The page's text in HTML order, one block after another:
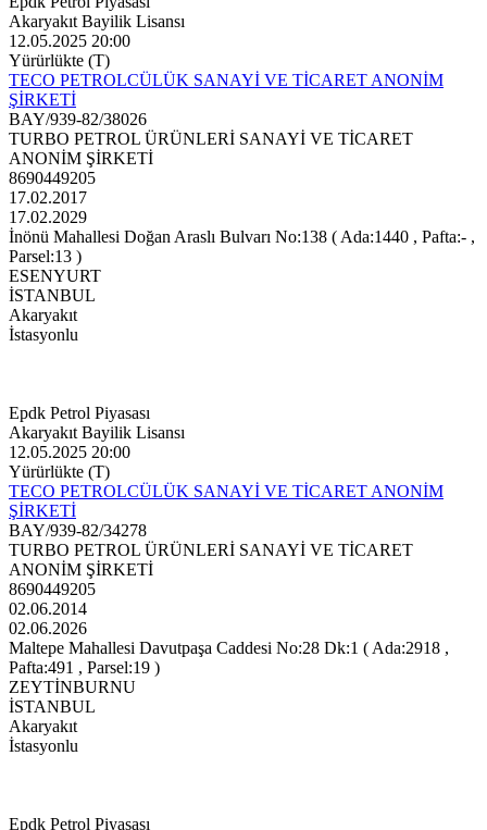
Akaryakıt Bayilik Lisansı
12.05.2025 20:00
Yürürlükte (T)
TECO PETROLCÜLÜK SANAYİ VE TİCARET ANONİM
ŞİRKETİ
BAY/939-82/38026
TURBO PETROL ÜRÜNLERİ SANAYİ VE TİCARET
ANONİM ŞİRKETİ
8690449205
17.02.2017
17.02.2029
İnönü Mahallesi Doğan Araslı Bulvarı No:138 ( Ada:1440 , Pafta:- ,
Parsel:13 )
ESENYURT
İSTANBUL
Akaryakıt
İstasyonlu
Epdk Petrol Piyasası
Akaryakıt Bayilik Lisansı
12.05.2025 20:00
Yürürlükte (T)
TECO PETROLCÜLÜK SANAYİ VE TİCARET ANONİM
ŞİRKETİ
BAY/939-82/34278
TURBO PETROL ÜRÜNLERİ SANAYİ VE TİCARET
ANONİM ŞİRKETİ
8690449205
02.06.2014
02.06.2026
Maltepe Mahallesi Davutpaşa Caddesi No:28 Dk:1 ( Ada:2918 ,
Pafta:491 , Parsel:19 )
ZEYTİNBURNU
İSTANBUL
Akaryakıt
İstasyonlu
Epdk Petrol Piyasası